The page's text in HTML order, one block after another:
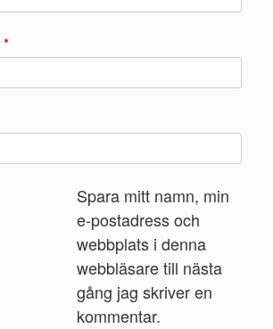
*
Spara mitt namn, min
e-postadress och
webbplats i denna
webbläsare till nästa
gång jag skriver en
kommentar.